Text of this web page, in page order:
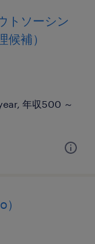
トソーシン
補）
年収500 ～